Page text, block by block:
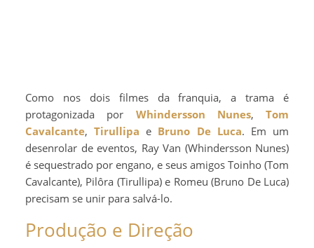
Como nos dois filmes da franquia, a trama é
protagonizada por Whindersson Nunes, Tom
Cavalcante,Tirullipa e Bruno De Luca. Em um
desenrolar de eventos, Ray Van (Whindersson Nunes)
é sequestrado por engano, e seus amigos Toinho (Tom
Cavalcante), Pilôra (Tirullipa) e Romeu (Bruno De Luca)
precisam se unir para salvá-lo.
Produção e Direção